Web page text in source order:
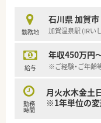
勤務地
石川県 加賀市
加賀温泉駅 (IRい
給与
年収450万円
※ご経験・ご年齢
勤務
時間
月火水木金土
※1年単位の